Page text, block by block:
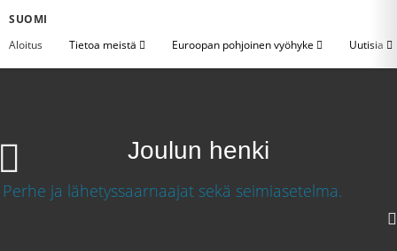
SUOMI
Aloitus
Tietoa meistä Euroopan pohjoinen vyöhyke Uutisia
Joulun henki